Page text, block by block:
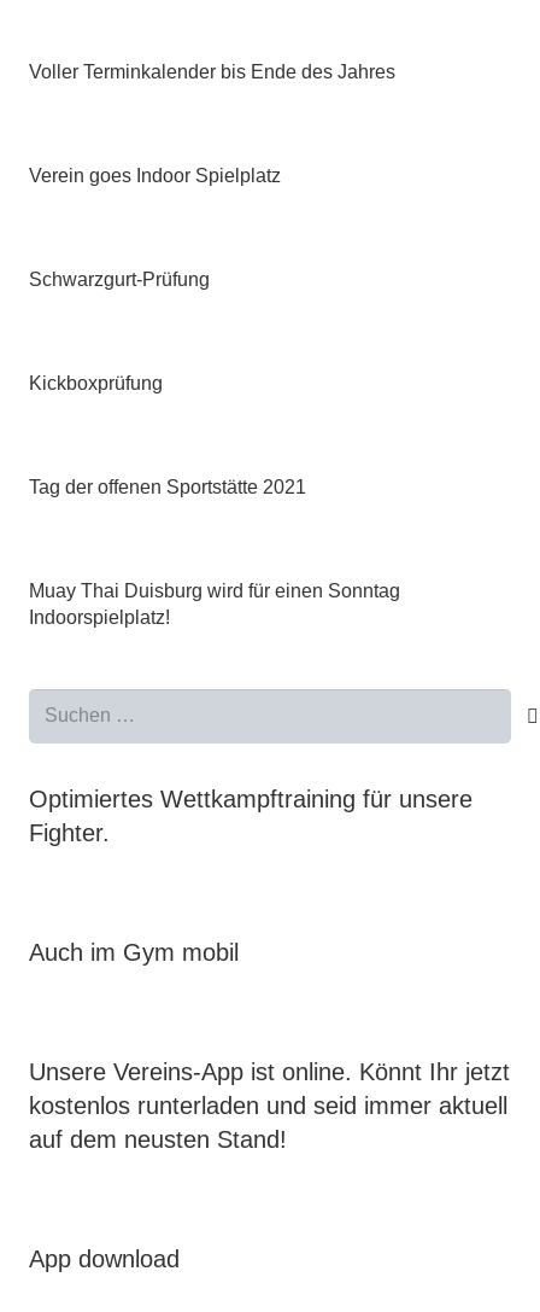
Voller Terminkalender bis Ende des Jahres
Verein goes Indoor Spielplatz
Schwarzgurt-Prüfung
Kickboxprüfung
Tag der offenen Sportstätte 2021
Muay Thai Duisburg wird für einen Sonntag
Indoorspielplatz!
Optimiertes Wettkampftraining für unsere
Fighter.
Auch im Gym mobil
Unsere Vereins-App ist online. Könnt Ihr jetzt
kostenlos runterladen und seid immer aktuell
auf dem neusten Stand!
App download